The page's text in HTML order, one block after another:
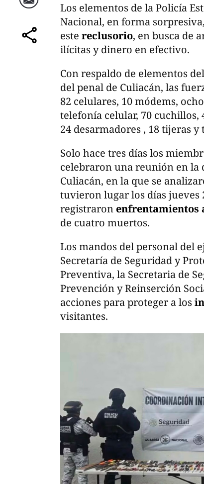
Correo
comparte
Los elementos de la Policía
Nacional, en forma
este reclusorio, en busca de
ilícitas y dinero en efectivo.
Con respaldo de elementos
del penal de Culiacán, las
82 celulares, 10 módems,
telefonía celular, 70 cuchillos,
24 desarmadores , 18 tijeras
Solo hace tres días los
celebraron una reunión en la
Culiacán, en la que se
tuvieron lugar los días jueves
registraron enfrentamientos
de cuatro muertos.
Los mandos del personal del
Secretaría de Seguridad y
Preventiva, la Secretaria de
Prevención y Reinserción
acciones para proteger a los
visitantes.